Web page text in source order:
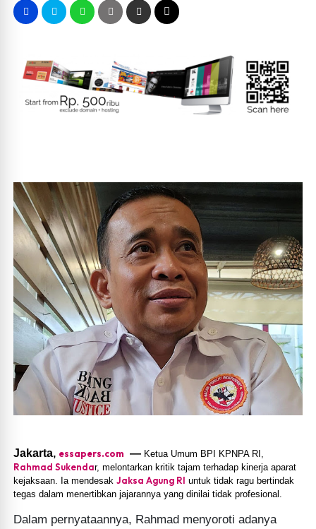
Jakarta, essapers.com — Ketua Umum BPI KPNPA RI,
Rahmad Sukendar, melontarkan kritik tajam terhadap kinerja aparat
kejaksaan. Ia mendesakJaksa Agung RI untuk tidak ragu bertindak
tegas dalam menertibkan jajarannya yang dinilai tidak profesional.
Dalam pernyataannya, Rahmad menyoroti adanya